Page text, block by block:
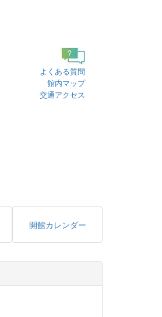
よくある質問
館内マップ
交通アクセス
開館カレンダー